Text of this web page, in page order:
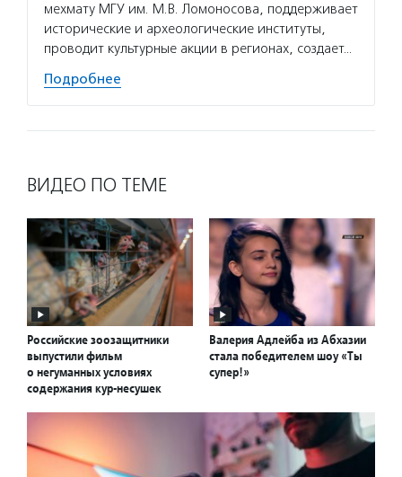
мехмату МГУ им. М.В. Ломоносова, поддерживает
исторические и археологические институты,
проводит культурные акции в регионах, создает…
Подробнее
ВИДЕО ПО ТЕМЕ
Российские зоозащитники
выпустили фильм
о негуманных условиях
содержания кур-несушек
Валерия Адлейба из Абхазии
стала победителем шоу «Ты
супер!»